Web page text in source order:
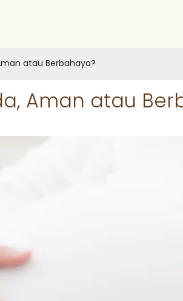
atau Berbahaya?
Aman atau